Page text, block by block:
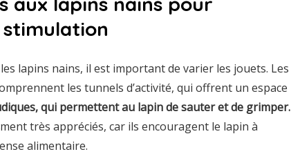
lapins nains, il est important de varier les jouets. Les
les tunnels d’activité, qui offrent un espace
qui permettent au lapin de sauter et de grimper.
très appréciés, car ils encouragent le lapin à
alimentaire.